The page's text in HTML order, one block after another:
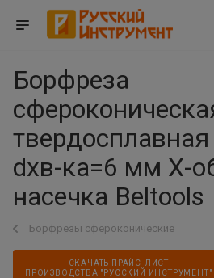
Борфреза
dхв-ка=6 мм Х-
насечка Beltools
Борфрезы сфероконические
СКАЧАТЬ ПРАЙС-ЛИСТ
ПРОИЗВОДСТВА "РУССКИЙ ИНСТРУМЕНТ"